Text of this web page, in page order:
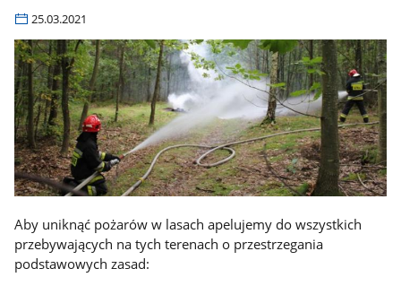
25.03.2021
Aby uniknąć pożarów w lasach apelujemy do wszystkich
przebywających na tych terenach o przestrzegania
podstawowych zasad: